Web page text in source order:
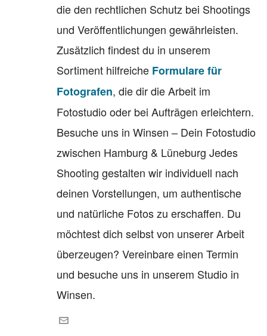
die den rechtlichen Schutz bei Shootings
und Veröffentlichungen gewährleisten.
Zusätzlich findest du in unserem
Sortiment hilfreiche Formulare für
Fotografen, die dir die Arbeit im
Fotostudio oder bei Aufträgen erleichtern.
Besuche uns in Winsen – Dein Fotostudio
zwischen Hamburg & Lüneburg Jedes
Shooting gestalten wir individuell nach
deinen Vorstellungen, um authentische
und natürliche Fotos zu erschaffen. Du
möchtest dich selbst von unserer Arbeit
überzeugen? Vereinbare einen Termin
und besuche uns in unserem Studio in
Winsen.